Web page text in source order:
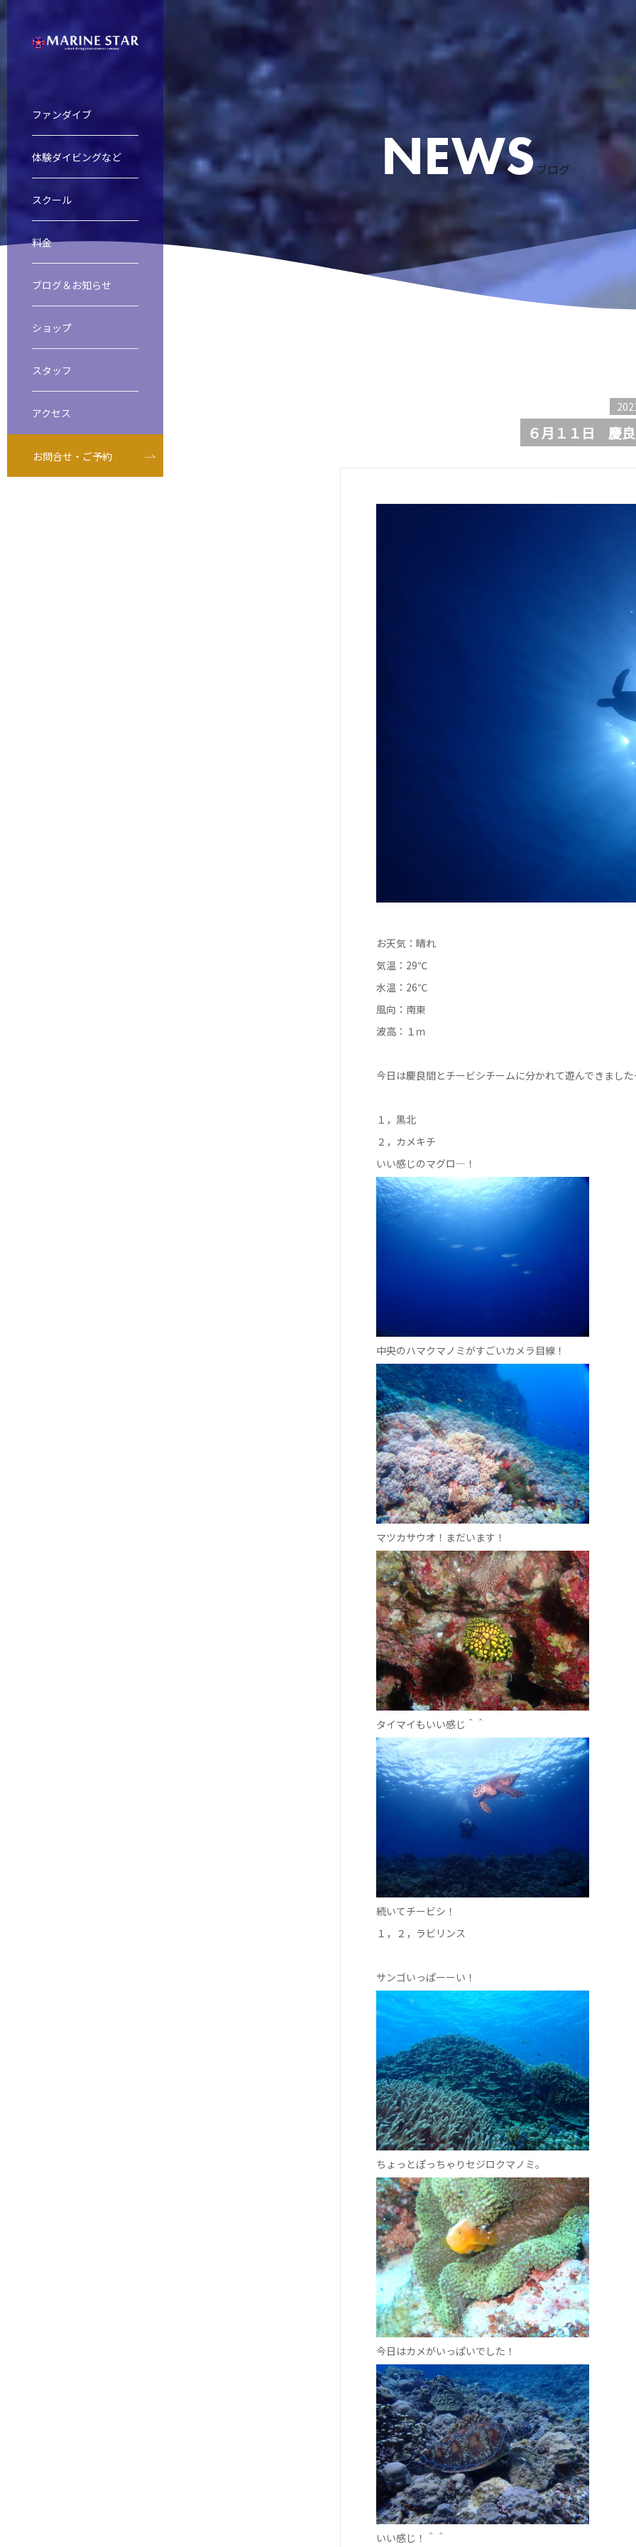
ファンダイブ
慶良間諸島ファンダイビング 粟国島遠征
渡名喜島遠征 リクエストコース
体験ダイビングなど
慶良間諸島体験ダイビング＆スノーケリング 慶良間諸島スノーケリング
スクール
オープンウォーター・ダイバー・コース アドバンスドオープンウォーターコース
レスキューダイバーコース EFRコース
料金
ファンダイブ 体験ダイビングなど
スクール 器材レンタル
ブログ＆お知らせ
ショップ
スタッフ
アクセス
お問合せ・ご予約
ブログ
６月１１日 慶
お天気：晴れ
気温：29℃
水温：26℃
風向：南東
波高：１ｍ
今日は慶良間とチービシチームに分かれて遊んできまし
１，黒北
２，カメキチ
いい感じのマグロ―！
中央のハマクマノミがすごいカメラ目線！
マツカサウオ！まだいます！
タイマイもいい感じ＾＾
続いてチービシ！
１，２，ラビリンス
サンゴいっぱーーい！
ちょっとぽっちゃりセジロクマノミ。
今日はカメがいっぱいでした！
いい感じ！＾＾